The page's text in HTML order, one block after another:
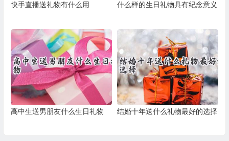
快手直播送礼物有什么用 什么样的生日礼物具有纪念意义
高中生送男朋友什么生日礼物 结婚十年送什么礼物最好的选择